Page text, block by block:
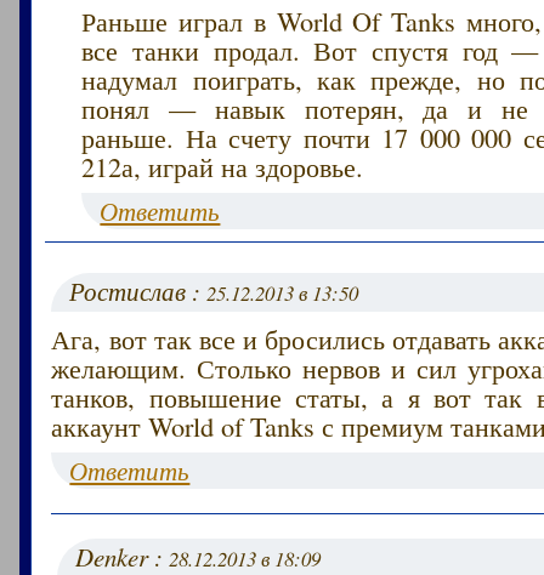
Раньше играл в World Of Tanks
все танки продал. Вот спустя год —
надумал поиграть, как прежде, но
понял — навык потерян, да и не
раньше. На счету почти 17 000 000
212а, играй на здоровье.
Ответить
Ростислав :25.12.2013 в 13:50
Ага, вот так все и бросились отдавать
желающим. Столько нервов и сил
танков, повышение статы, а я вот так
аккаунт World of Tanks с премиум
Ответить
Denker :28.12.2013 в 18:09